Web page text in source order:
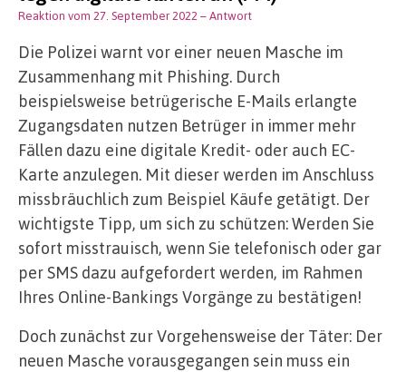
Reaktion vom 27. September 2022 – Antwort
Die Polizei warnt vor einer neuen Masche im
Zusammenhang mit Phishing. Durch
beispielsweise betrügerische E-Mails erlangte
Zugangsdaten nutzen Betrüger in immer mehr
Fällen dazu eine digitale Kredit- oder auch EC-
Karte anzulegen. Mit dieser werden im Anschluss
missbräuchlich zum Beispiel Käufe getätigt. Der
wichtigste Tipp, um sich zu schützen: Werden Sie
sofort misstrauisch, wenn Sie telefonisch oder gar
per SMS dazu aufgefordert werden, im Rahmen
Ihres Online-Bankings Vorgänge zu bestätigen!
Doch zunächst zur Vorgehensweise der Täter: Der
neuen Masche vorausgegangen sein muss ein